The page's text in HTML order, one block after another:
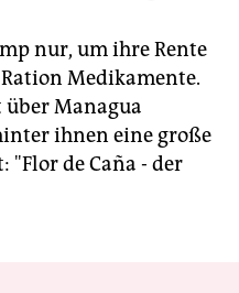
nur, um ihre Rente
Medikamente.
über Managua
ihnen eine große
"Flor de Caña - der